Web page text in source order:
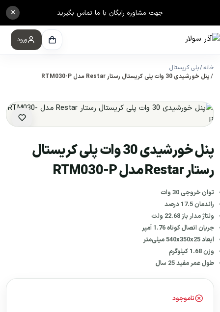
جهت مشاوره رایگان با ما تماس بگیرید ×
ورود
خانه پلی کریستال
پنل خورشیدی 30 وات پلی کریستال رستار Restar مدل RTM030-P
پنل خورشیدی 30 وات پلی کریستال
رستار Restar مدل RTM030-P
توان خروجی 30 وات
راندمان 17.5 درصد
ولتاژ مدار باز 22.68 ولت
جریان اتصال کوتاه 1.76 آمپر
ابعاد 540x350x25 میلی‌متر
وزن 1.68 کیلوگرم
طول عمر مفید 25 سال
ناموجود